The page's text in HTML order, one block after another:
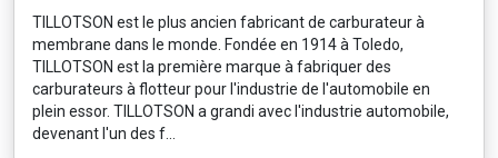
TILLOTSON est le plus ancien fabricant de carburateur à
membrane dans le monde. Fondée en 1914 à Toledo,
TILLOTSON est la première marque à fabriquer des
carburateurs à flotteur pour l'industrie de l'automobile en
plein essor. TILLOTSON a grandi avec l'industrie automobile,
devenant l'un des f...